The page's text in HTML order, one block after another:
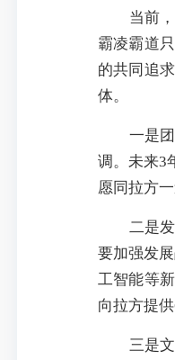
当前
霸凌霸道
的共同追
体。
一是
调。未来3
愿同拉方
二是
要加强发
工智能等
向拉方提
三是